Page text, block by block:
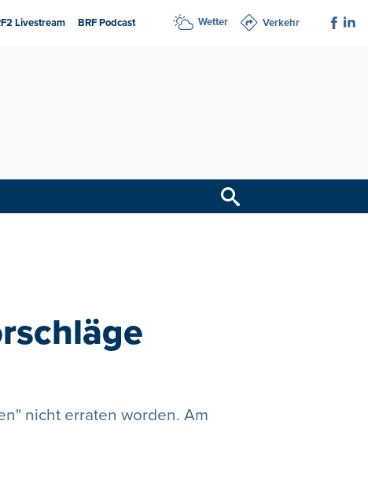
Livestream BRF Podcast Wetter Verkehr
nicht erraten worden. Am